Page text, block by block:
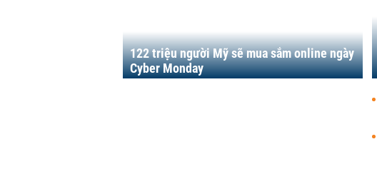
122 triệu người Mỹ sẽ mua sắm online ngày
Cyber Monday